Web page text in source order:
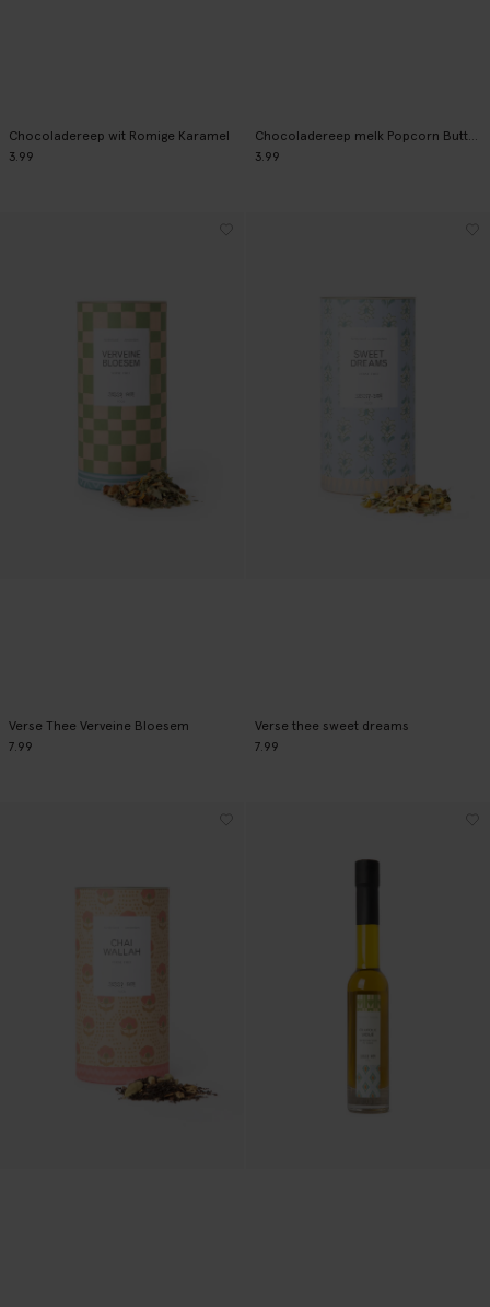
Chocoladereep wit Romige Karamel
3.99
Chocoladereep melk Popcorn Butterscotch
3.99
Verse Thee Verveine Bloesem
7.99
Verse thee sweet dreams
7.99